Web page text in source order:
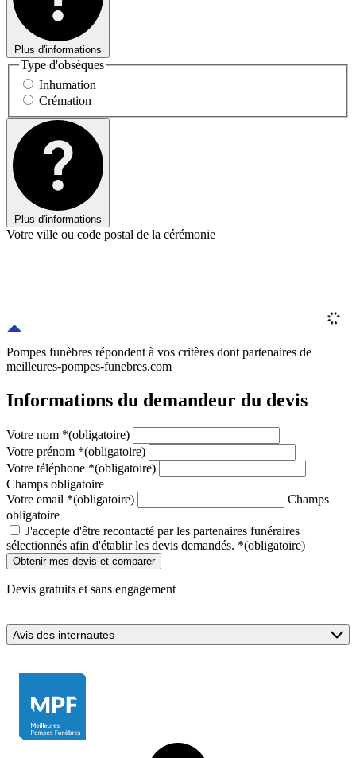
Plus d'informations
Type d'obsèques
Inhumation
Crémation
Plus d'informations
Votre ville ou code postal de la cérémonie
Pompes funèbres répondent à vos critères dont partenaires de
meilleures-pompes-funebres.com
Informations du demandeur du devis
Votre nom *(obligatoire)
Votre prénom *(obligatoire)
Votre téléphone *(obligatoire)
Champs obligatoire
Votre email *(obligatoire)
Champs
obligatoire
J'accepte d'être recontacté par les partenaires funéraires
sélectionnés afin d'établir les devis demandés. *(obligatoire)
Devis gratuits et sans engagement
Avis des internautes